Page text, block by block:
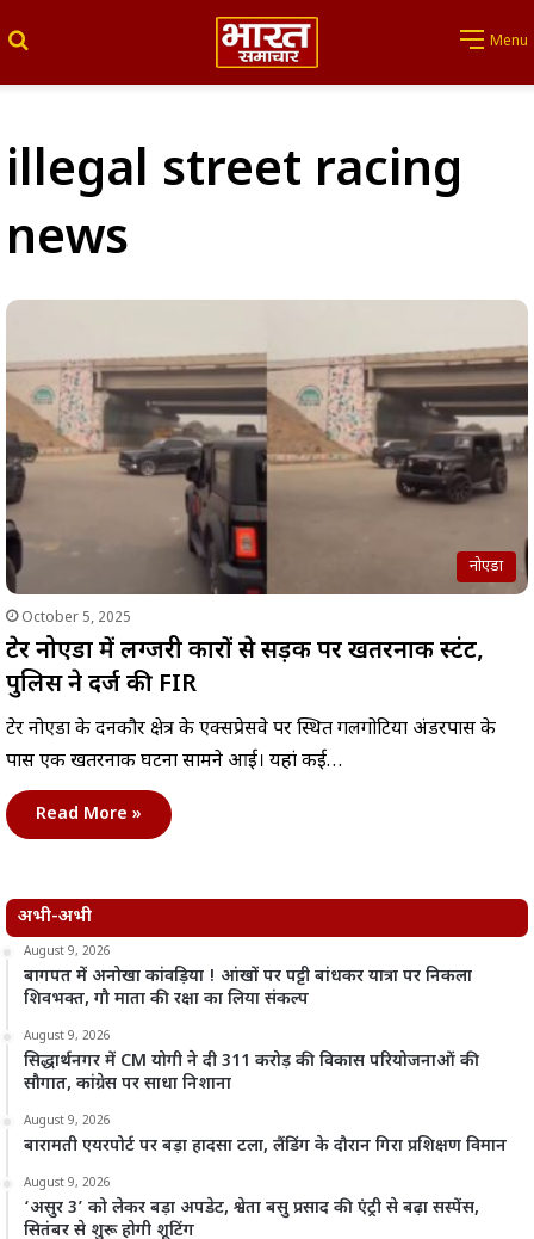
Menu
illegal street racing
news
नोएडा
October 5, 2025
ग्रेटर नोएडा में लग्जरी कारों से सड़क पर खतरनाक स्टंट,
पुलिस ने दर्ज की FIR
ग्रेटर नोएडा के दनकौर क्षेत्र के एक्सप्रेसवे पर स्थित गलगोटिया अंडरपास के
पास एक खतरनाक घटना सामने आई। यहां कई…
Read More »
अभी-अभी
August 9, 2026
बागपत में अनोखा कांवड़िया ! आंखों पर पट्टी बांधकर यात्रा पर निकला
शिवभक्त, गौ माता की रक्षा का लिया संकल्प
August 9, 2026
सिद्धार्थनगर में CM योगी ने दी 311 करोड़ की विकास परियोजनाओं की
सौगात, कांग्रेस पर साधा निशाना
August 9, 2026
बारामती एयरपोर्ट पर बड़ा हादसा टला, लैंडिंग के दौरान गिरा प्रशिक्षण विमान
August 9, 2026
‘असुर 3’ को लेकर बड़ा अपडेट, श्वेता बसु प्रसाद की एंट्री से बढ़ा सस्पेंस,
सितंबर से शुरू होगी शूटिंग